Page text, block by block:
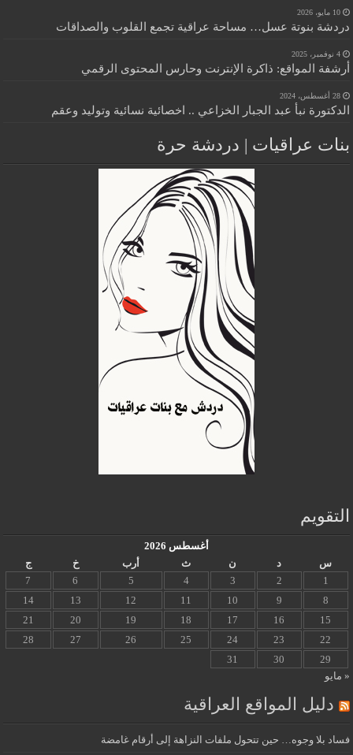
10 مايو، 2026
دردشة بنوتة عسل… مساحة عراقية تجمع القلوب والصداقات
4 نوفمبر، 2025
أرشفة المواقع: ذاكرة الإنترنت وحارس المحتوى الرقمي
28 أغسطس، 2024
الدكتورة نبأ عبد الجبار الخزاعي .. اخصائية نسائية وتوليد وعقم
بنات عراقيات | دردشة حرة
التقويم
أغسطس 2026
س
د ن ث أرب خ
ج
1
2
3
4
5
6
7
8
9
10
11
12
13
14
15
16
17
18
19
20
21
22
23
24
25
26
27
28
29
30
31
« مايو
دليل المواقع العراقية
فساد بلا وجوه… حين تتحول ملفات النزاهة إلى أرقام غامضة